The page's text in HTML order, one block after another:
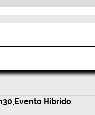
Evento Híbrido